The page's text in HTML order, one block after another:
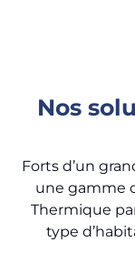
Nos
Forts d’un
une gamme
Thermique
type